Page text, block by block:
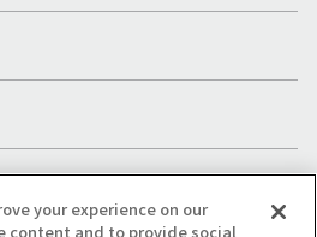
your experience on our
content and to provide social